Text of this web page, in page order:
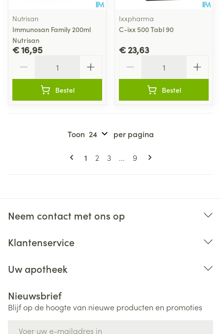
Nutrisan
Immunosan Family 200ml
Nutrisan
€ 16,95
Bestel
Ixxpharma
C-ixx 500 Tabl 90
€ 23,63
Bestel
Pagina's
U lees momenteel pagina
1 Pagina
2 Pagina
3 ... Pagina
9
Toon per pagina
Neem contact met ons op
Klantenservice
Uw apotheek
Nieuwsbrief
Blijf op de hoogte van nieuwe producten en promoties